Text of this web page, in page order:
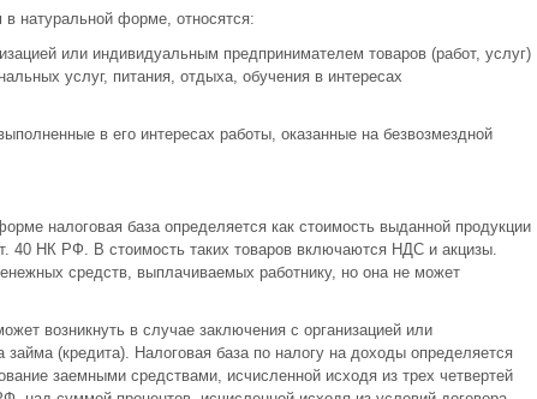
натуральной форме, относятся:
или индивидуальным предпринимателем товаров (работ, услуг)
услуг, питания, отдыха, обучения в интересах
в его интересах работы, оказанные на безвозмездной
налоговая база определяется как стоимость выданной продукции
40 НК РФ. В стоимость таких товаров включаются НДС и акцизы.
средств, выплачиваемых работнику, но она не может
возникнуть в случае заключения с организацией или
(кредита). Налоговая база по налогу на доходы определяется
заемными средствами, исчисленной исходя из трех четвертей